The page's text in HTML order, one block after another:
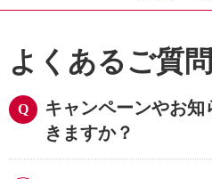
よくあるご質問
キャンペーンやお
きますか？